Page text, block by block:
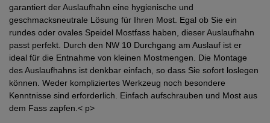
garantiert der Auslaufhahn eine hygienische und
geschmacksneutrale Lösung für Ihren Most. Egal ob Sie ein
rundes oder ovales Speidel Mostfass haben, dieser Auslaufhahn
passt perfekt. Durch den NW 10 Durchgang am Auslauf ist er
ideal für die Entnahme von kleinen Mostmengen. Die Montage
des Auslaufhahns ist denkbar einfach, so dass Sie sofort loslegen
können. Weder kompliziertes Werkzeug noch besondere
Kenntnisse sind erforderlich. Einfach aufschrauben und Most aus
dem Fass zapfen.< p>